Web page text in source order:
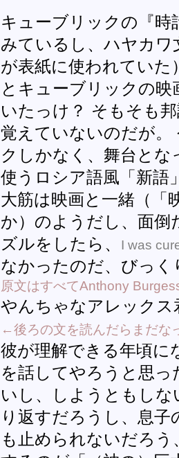
キューブリックの『時
みているし、ハヤカワ
が表紙に使われていた
とキューブリックの
いたっけ？ そもそも
覚えていないのだが。
クしかなく、舞台と
使うロシア語風「新語
大筋は映画と一緒（「
か）のようだし、面倒
ズルをしたら、
I was
なかったのだ、びっく
原文はすべてAnthony
やんちゃなアレックス
←後ろの文を読んだらまだな
彼が理解できる年頃に
を話してやろうと思
いし、しようともし
り返すだろうし、息
も止められないだろ